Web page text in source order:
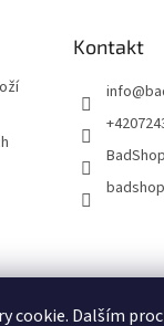
cookie. Dalším
Kontakt
info@
BadShop